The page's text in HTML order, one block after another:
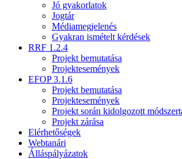
Jó gyakorlatok
Jogtár
Médiamegjelenés
Gyakran ismételt kérdések
RRF 1.2.4
Projekt bemutatása
Projektesemények
EFOP 3.1.6
Projekt bemutatása
Projektesemények
Projekt során kidolgozott
Projekt zárása
Elérhetőségek
Webtanári
Álláspályázatok